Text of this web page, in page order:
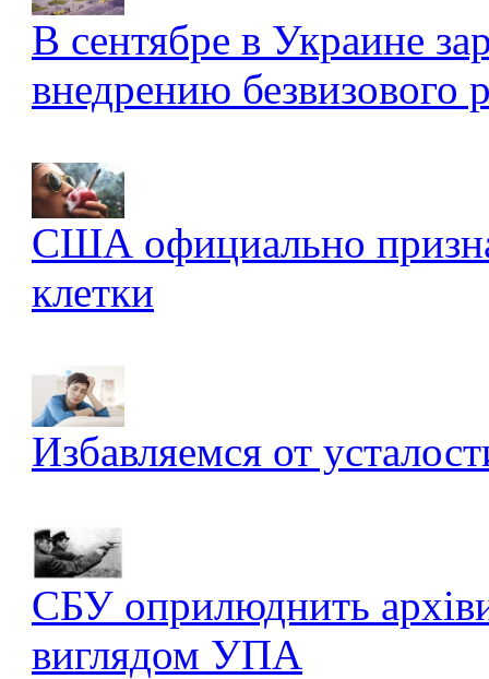
В сентябре в Украине
внедрению безвизового
США официально
клетки
Избавляемся от
СБУ оприлюднить
виглядом УПА